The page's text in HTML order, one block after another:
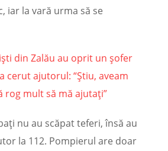
iar la vară urma să se
din Zalău au oprit un șofer
cerut ajutorul: “Știu, aveam
rog mult să mă ajutați”
nu au scăpat teferi, însă au
la 112. Pompierul are doar